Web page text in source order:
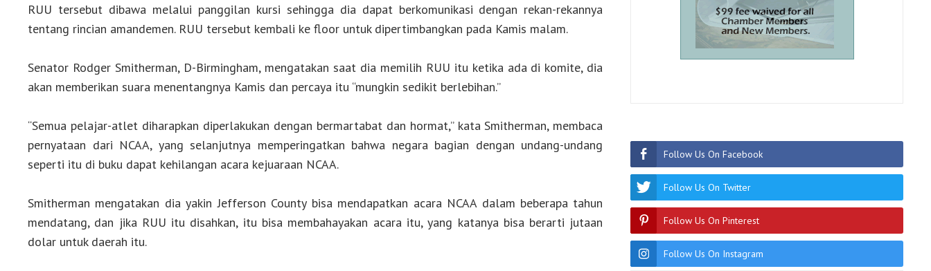
RUU tersebut dibawa melalui panggilan kursi sehingga dia dapat berkomunikasi dengan rekan-rekannya
tentang rincian amandemen. RUU tersebut kembali ke floor untuk dipertimbangkan pada Kamis malam.
Senator Rodger Smitherman, D-Birmingham, mengatakan saat dia memilih RUU itu ketika ada di komite, dia
akan memberikan suara menentangnya Kamis dan percaya itu “mungkin sedikit berlebihan.”
“Semua pelajar-atlet diharapkan diperlakukan dengan bermartabat dan hormat,” kata Smitherman, membaca
pernyataan dari NCAA, yang selanjutnya memperingatkan bahwa negara bagian dengan undang-undang
seperti itu di buku dapat kehilangan acara kejuaraan NCAA.
Smitherman mengatakan dia yakin Jefferson County bisa mendapatkan acara NCAA dalam beberapa tahun
mendatang, dan jika RUU itu disahkan, itu bisa membahayakan acara itu, yang katanya bisa berarti jutaan
dolar untuk daerah itu.
Follow Us On Facebook
Follow Us On Twitter
Follow Us On Pinterest
Follow Us On Instagram